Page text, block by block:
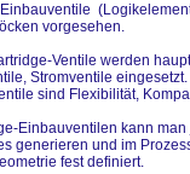
vorgesehen.
Ventile werden
Stromventile
sind Flexibilität,
Einbauventilen kann
generieren und im
fest definiert.